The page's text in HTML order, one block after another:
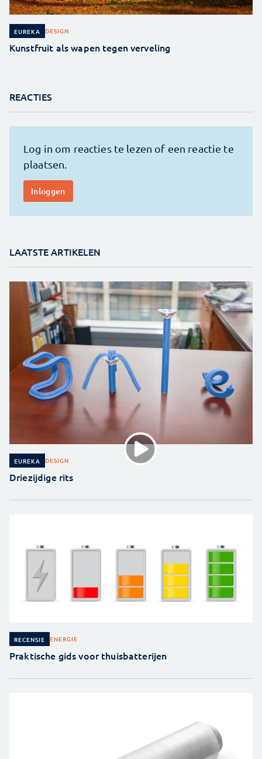
EUREKA DESIGN
Kunstfruit als wapen tegen verveling
REACTIES
LAATSTE ARTIKELEN
EUREKA DESIGN
Driezijdige rits
RECENSIE ENERGIE
Praktische gids voor thuisbatterijen